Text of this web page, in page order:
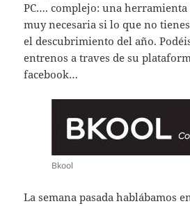
PC…. complejo: una
muy necesaria si lo que no
el descubrimiento del año.
entrenos a traves de su
facebook…
Bkool
La semana pasada hablábamos